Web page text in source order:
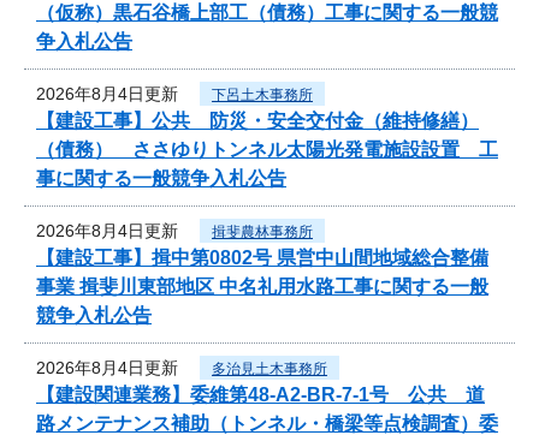
（仮称）黒石谷橋上部工（債務）工事に関する一般競
争入札公告
2026年8月4日更新 下呂土木事務所
【建設工事】公共 防災・安全交付金（維持修繕）
（債務） ささゆりトンネル太陽光発電施設設置 工
事に関する一般競争入札公告
2026年8月4日更新 揖斐農林事務所
【建設工事】揖中第0802号 県営中山間地域総合整備
事業 揖斐川東部地区 中名礼用水路工事に関する一般
競争入札公告
2026年8月4日更新 多治見土木事務所
【建設関連業務】委維第48-A2-BR-7-1号 公共 道
路メンテナンス補助（トンネル・橋梁等点検調査）委